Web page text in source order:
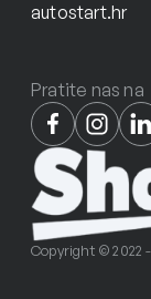
Copyright © 2022
autostart.hr
Pratite nas na